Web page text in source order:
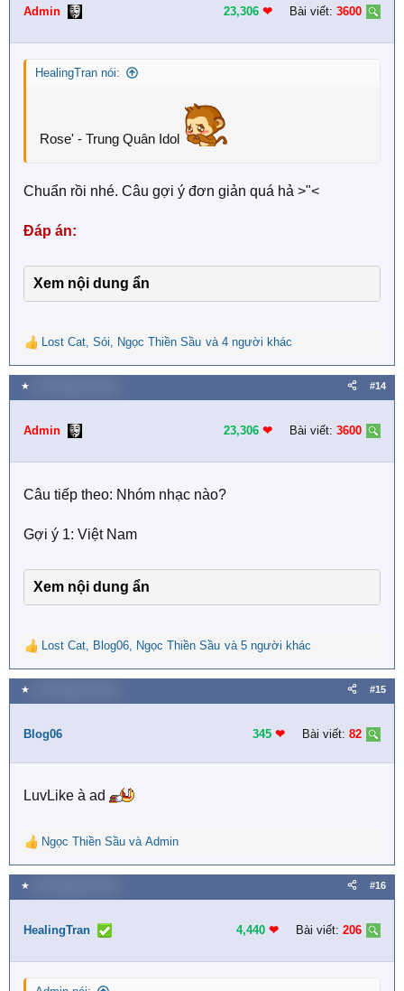
i
n
s
Admin 23,306 ❤︎ Bài viết: 3600
HealingTran nói:
Rose' - Trung Quân Idol
Chuẩn rồi nhé. Câu gợi ý đơn giản quá hả >"<
Đáp án:
Xem nội dung ẩn
R
e
a
c
i
n
:
Lost Cat, Sói, Ngọc Thiền Sầu và 4 người khác
★ #14
Admin 23,306 ❤︎ Bài viết: 3600
Câu tiếp theo: Nhóm nhạc nào?
Gợi ý 1: Việt Nam
Xem nội dung ẩn
R
e
a
c
i
n
:
Lost Cat, Blog06, Ngọc Thiền Sầu và 5 người khác
★ #15
Blog06 345 ❤︎ Bài viết: 82
LuvLike à ad
R
e
a
c
i
n
s
Ngọc Thiền Sầu và Admin
★ #16
HealingTran 4,440 ❤︎ Bài viết: 206